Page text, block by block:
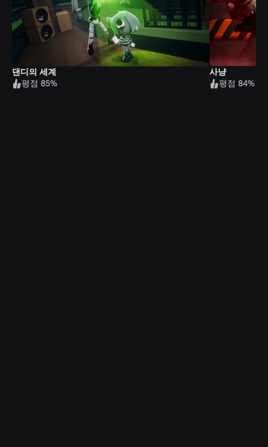
댄디의 세계
평점 85%
사냥
평점 84%